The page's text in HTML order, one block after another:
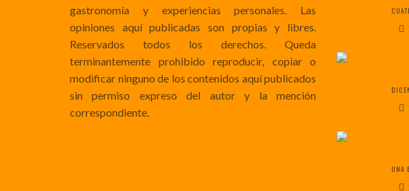
gastronomía y experiencias personales. Las
opiniones aquí publicadas son propias y libres.
Reservados todos los derechos. Queda
terminantemente prohibido reproducir, copiar o
modificar ninguno de los contenidos aquí publicados
sin permiso expreso del autor y la mención
correspondiente.
UNA